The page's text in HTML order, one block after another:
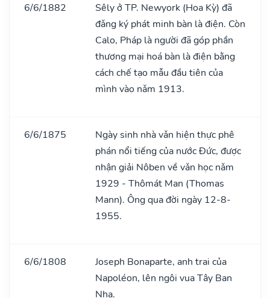
6/6/1882
Sêly ở TP. Newyork (Hoa Kỳ) đã
đǎng ký phát minh bàn là điện. Còn
Calo, Pháp là người đã góp phần
thương mại hoá bàn là điện bằng
cách chế tạo mẫu đầu tiên của
mình vào nǎm 1913.
6/6/1875
Ngày sinh nhà vǎn hiện thực phê
phán nổi tiếng của nước Đức, được
nhận giải Nôben về vǎn học nǎm
1929 - Thômát Man (Thomas
Mann). Ông qua đời ngày 12-8-
1955.
6/6/1808
Joseph Bonaparte, anh trai của
Napoléon, lên ngôi vua Tây Ban
Nha.